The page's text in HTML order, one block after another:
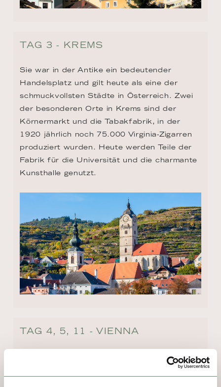
TAG 3 - KREMS
Sie war in der Antike ein bedeutender
Handelsplatz und gilt heute als eine der
schmuckvollsten Städte in Österreich. Zwei
der besonderen Orte in Krems sind der
Körnermarkt und die Tabakfabrik, in der
1920 jährlich noch 75.000 Virginia-Zigarren
produziert wurden. Heute werden Teile der
Fabrik für die Universität und die charmante
Kunsthalle genutzt.
TAG 4, 5, 11 - VIENNA
Hier spielt die Musik. Wien ist die Stadt der
Klassik. Wien ist Mozart und Strauß. Ist aber